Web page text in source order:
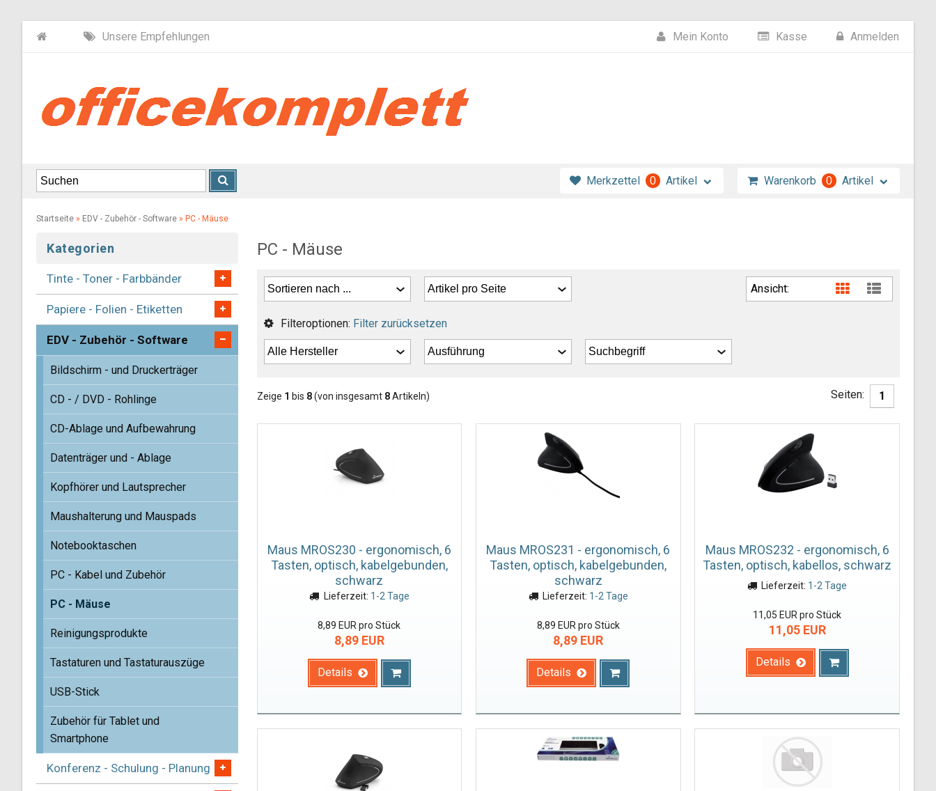
Unsere Empfehlungen Mein Konto Kasse Anmelden
Warenkorb 0 Artikel
Merkzettel 0 Artikel
Startseite » EDV - Zubehör - Software » PC - Mäuse
PC - Mäuse
Ansicht:
Filteroptionen: Filter zurücksetzen
Zeige 1 bis 8(von insgesamt 8Artikeln) Seiten: 1
Maus MROS230 - ergonomisch, 6
Tasten, optisch, kabelgebunden,
schwarz
Lieferzeit: 1-2 Tage
8,89 EUR pro Stück
8,89 EUR
Details
Maus MROS231 - ergonomisch, 6
Tasten, optisch, kabelgebunden,
schwarz
Lieferzeit: 1-2 Tage
8,89 EUR pro Stück
8,89 EUR
Details
Maus MROS232 - ergonomisch, 6
Tasten, optisch, kabellos, schwarz
Lieferzeit: 1-2 Tage
11,05 EUR pro Stück
11,05 EUR
Details
Kategorien
Tinte - Toner - Farbbänder
Papiere - Folien - Etiketten
EDV - Zubehör - Software
Bildschirm - und Druckerträger
CD - / DVD - Rohlinge
CD-Ablage und Aufbewahrung
Datenträger und - Ablage
Kopfhörer und Lautsprecher
Maushalterung und Mauspads
Notebooktaschen
PC - Kabel und Zubehör
PC - Mäuse
Reinigungsprodukte
Tastaturen und Tastaturauszüge
USB-Stick
Zubehör für Tablet und
Smartphone
Konferenz - Schulung - Planung